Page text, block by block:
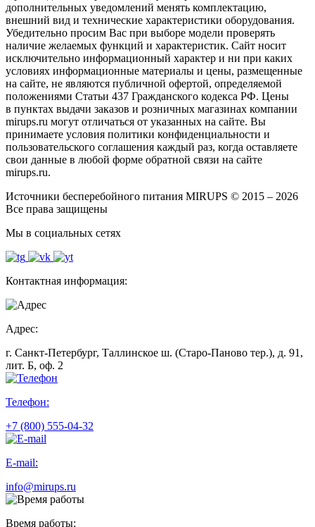
дополнительных уведомлений менять комплектацию,
внешний вид и технические характеристики оборудования.
Убедительно просим Вас при выборе модели проверять
наличие желаемых функций и характеристик. Сайт носит
исключительно информационный характер и ни при каких
условиях информационные материалы и цены, размещенные
на сайте, не являются публичной офертой, определяемой
положениями Статьи 437 Гражданского кодекса РФ. Цены
в пунктах выдачи заказов и розничных магазинах компании
mirups.ru могут отличаться от указанных на сайте. Вы
принимаете условия политики конфиденциальности и
пользовательского соглашения каждый раз, когда оставляете
свои данные в любой форме обратной связи на сайте
mirups.ru.
Источники бесперебойного питания MIRUPS © 2015 – 2026
Все права защищены
Мы в социальных сетях
Контактная информация:
Адрес:
г. Санкт-Петербург, Таллинское ш. (Старо-Паново тер.), д. 91,
лит. Б, оф. 2
Телефон:
+7 (800) 555-04-32
E-mail:
info@mirups.ru
Время работы: